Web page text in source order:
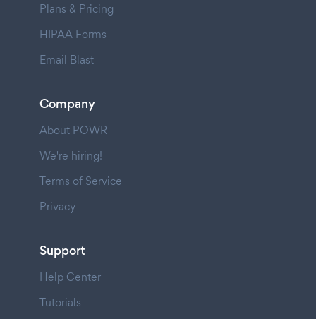
Plans & Pricing
HIPAA Forms
Email Blast
Company
About POWR
We're hiring!
Terms of Service
Privacy
Support
Help Center
Tutorials